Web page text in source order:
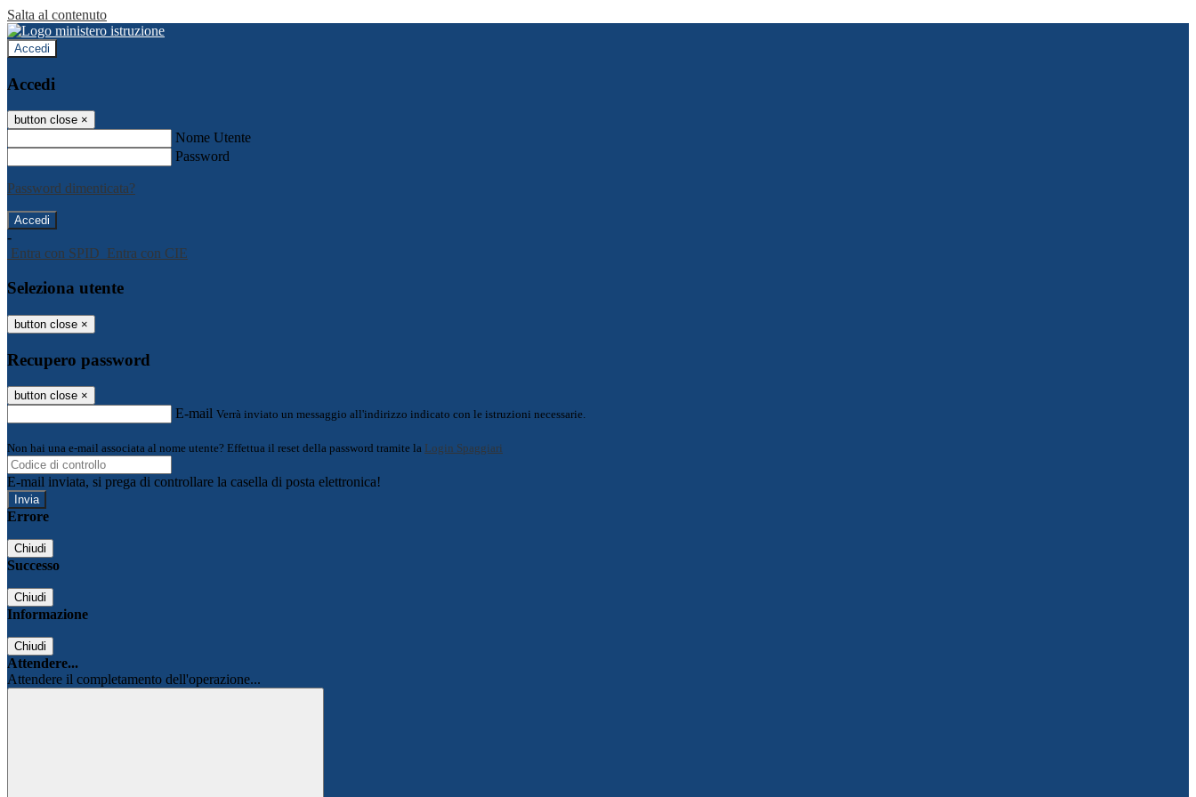
Salta al contenuto
Accedi
Accedi
button close ×
Nome Utente
Password
Password dimenticata?
-
Entra con SPID Entra con CIE
Seleziona utente
button close ×
Recupero password
button close ×
E-mail Verrà inviato un messaggio all'indirizzo indicato con le istruzioni necessarie.
Non hai una e-mail associata al nome utente? Effettua il reset della password tramite la Login Spaggiari
E-mail inviata, si prega di controllare la casella di posta elettronica!
Errore
Chiudi
Successo
Chiudi
Informazione
Chiudi
Attendere...
Attendere il completamento dell'operazione...